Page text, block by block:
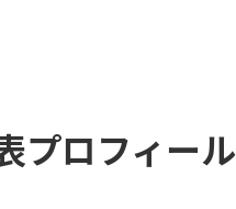
プロフィール